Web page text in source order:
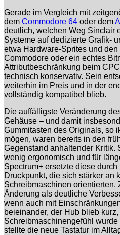
Gerade im Vergleich mit
dem Commodore 64 oder dem
deutlich, welchen Weg Sinclair
Systeme auf dedizierte Grafik-
etwa Hardware-Sprites und
Commodore oder ein echtes
Attributbeschränkung beim
technisch konservativ. Sein
weiterhin im Preis und in der
vollständig kompatibel blieb.
Die auffälligste Veränderung
Gehäuse – und damit
Gummitasten des Originals, so
mögen, waren bereits in den
Gegenstand anhaltender Kritik.
wenig ergonomisch und für
Spectrum+ ersetzte diese
Druckpunkt, die sich stärker an
Schreibmaschinen
Änderung als deutliche
wenn auch mit
beieinander, der Hub blieb
Schreibmaschinengefühl
stellte die neue Tastatur im